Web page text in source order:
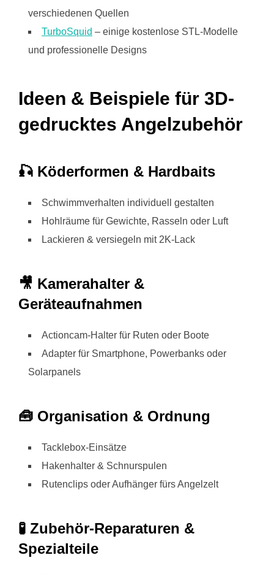
verschiedenen Quellen
TurboSquid – einige kostenlose STL-Modelle
und professionelle Designs
Ideen & Beispiele für 3D-
gedrucktes Angelzubehör
🎣 Köderformen & Hardbaits
Schwimmverhalten individuell gestalten
Hohlräume für Gewichte, Rasseln oder Luft
Lackieren & versiegeln mit 2K-Lack
🎥 Kamerahalter &
Geräteaufnahmen
Actioncam-Halter für Ruten oder Boote
Adapter für Smartphone, Powerbanks oder
Solarpanels
🧰 Organisation & Ordnung
Tacklebox-Einsätze
Hakenhalter & Schnurspulen
Rutenclips oder Aufhänger fürs Angelzelt
🧪 Zubehör-Reparaturen &
Spezialteile